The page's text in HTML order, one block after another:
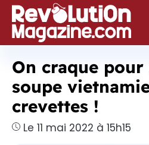
Aller
au
contenu
On craque
soupe
crevettes !
Le 11 mai 2022 à 15h15